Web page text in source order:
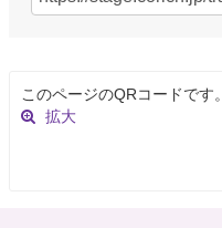
このページのQRコードです。
拡大